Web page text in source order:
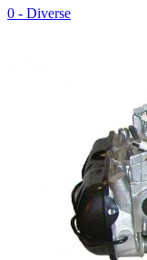
0 - Diverse